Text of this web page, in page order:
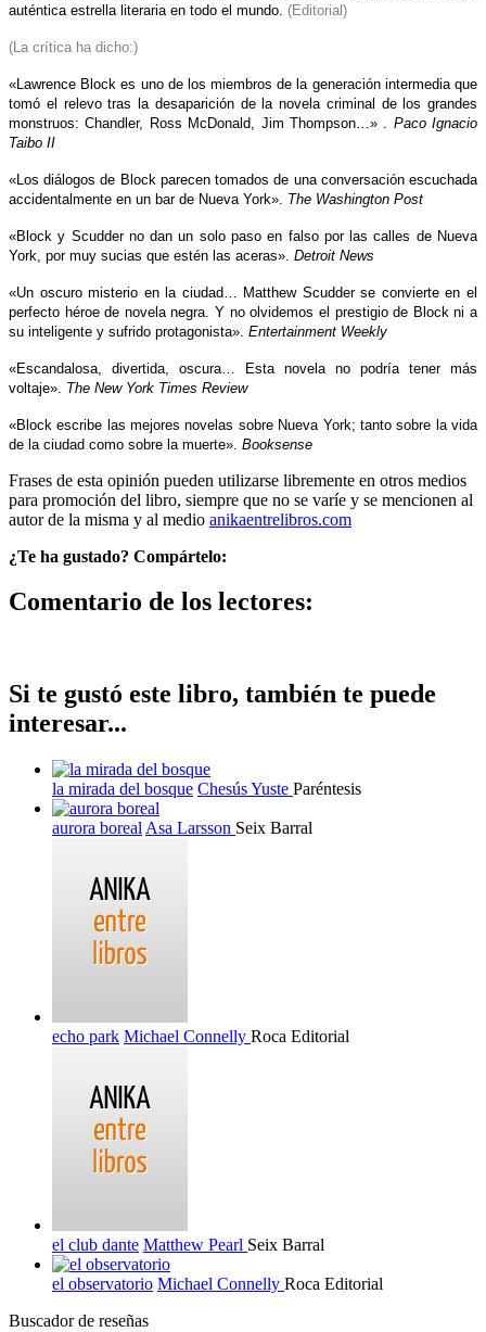
auténtica estrella literaria en todo el mundo. (Editorial)
(La crítica ha dicho:)
«Lawrence Block es uno de los miembros de la generación intermedia que
tomó el relevo tras la desaparición de la novela criminal de los grandes
monstruos: Chandler, Ross McDonald, Jim Thompson…» . Paco Ignacio
Taibo II
«Los diálogos de Block parecen tomados de una conversación escuchada
accidentalmente en un bar de Nueva York». The Washington Post
«Block y Scudder no dan un solo paso en falso por las calles de Nueva
York, por muy sucias que estén las aceras». Detroit News
«Un oscuro misterio en la ciudad… Matthew Scudder se convierte en el
perfecto héroe de novela negra. Y no olvidemos el prestigio de Block ni a
su inteligente y sufrido protagonista». Entertainment Weekly
«Escandalosa, divertida, oscura… Esta novela no podría tener más
voltaje». The New York Times Review
«Block escribe las mejores novelas sobre Nueva York; tanto sobre la vida
de la ciudad como sobre la muerte». Booksense
Frases de esta opinión pueden utilizarse libremente en otros medios
para promoción del libro, siempre que no se varíe y se mencionen al
autor de la misma y al medio anikaentrelibros.com
¿Te ha gustado? Compártelo:
Comentario de los lectores:
Si te gustó este libro, también te puede
interesar...
la mirada del bosque Chesús Yuste Paréntesis
aurora boreal Asa Larsson Seix Barral
echo park Michael Connelly Roca Editorial
el club dante Matthew Pearl Seix Barral
el observatorio Michael Connelly Roca Editorial
Buscador de reseñas